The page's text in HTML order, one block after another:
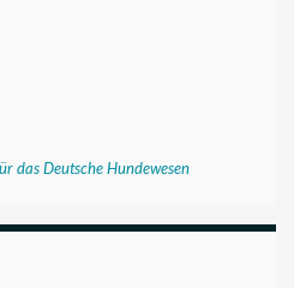
das Deutsche Hundewesen